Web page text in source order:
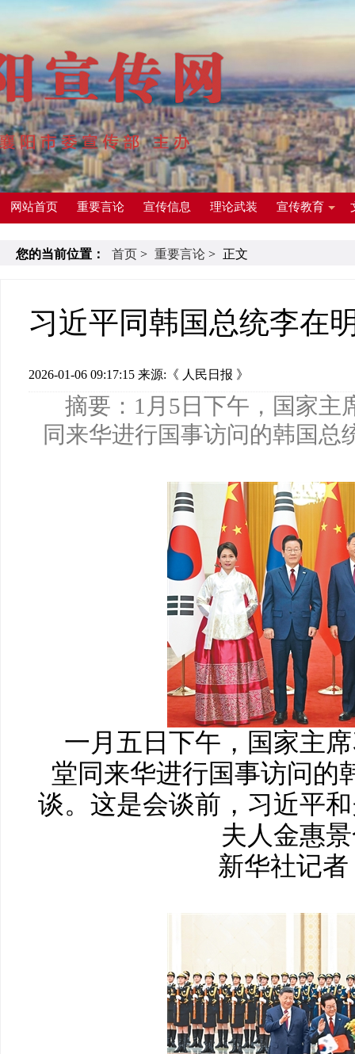
网站首页 重要言论 宣传信息 理论武装 宣传教育
您的当前位置： 首页 > 重要言论 > 正文
习近平同韩国总统李在
2026-01-06 09:17:15 来源:​《 人民日报 》
摘要：1月5日下午，国家主
同来华进行国事访问的韩国总
一月五日下午，国家主
堂同来华进行国事访问的
谈。这是会谈前，习近平
夫人金惠
新华社记